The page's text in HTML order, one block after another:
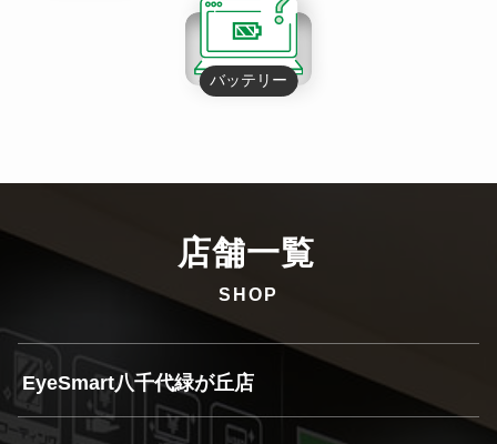
バッテリー
店舗一覧
SHOP
EyeSmart八千代緑が丘店